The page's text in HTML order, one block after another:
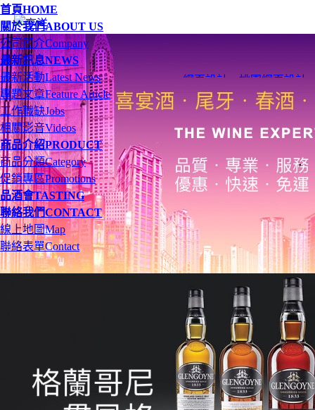
首頁HOME
關於我們ABOUT US
公司簡介Company
最新訊息NEWS
最新活動Latest News
專題文章Feature Article
工作職缺Jobs
相關影音Videos
商品介紹PRODUCT
商品分類Category
促銷專區Promotions
品酒會TASTING
聯絡我們CONTACT
線上地圖Map
聯絡表單Contact
網頁設計 桃園網頁設計